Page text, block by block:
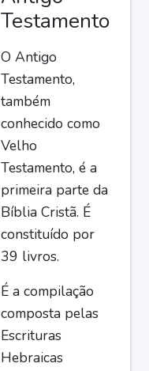
Testamento
O Antigo
Testamento,
também
conhecido como
Velho
Testamento, é a
primeira parte da
Bíblia Cristã. É
constituído por
39 livros.
É a compilação
composta pelas
Escrituras
Hebraicas